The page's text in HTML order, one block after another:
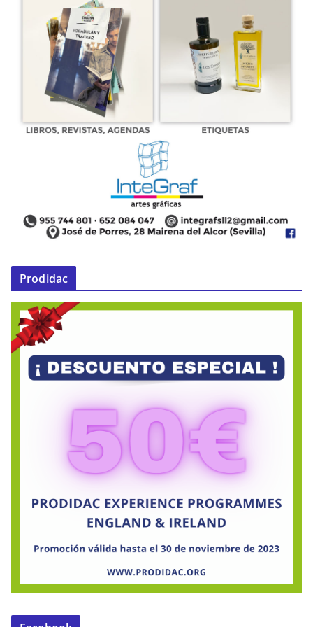
Prodidac